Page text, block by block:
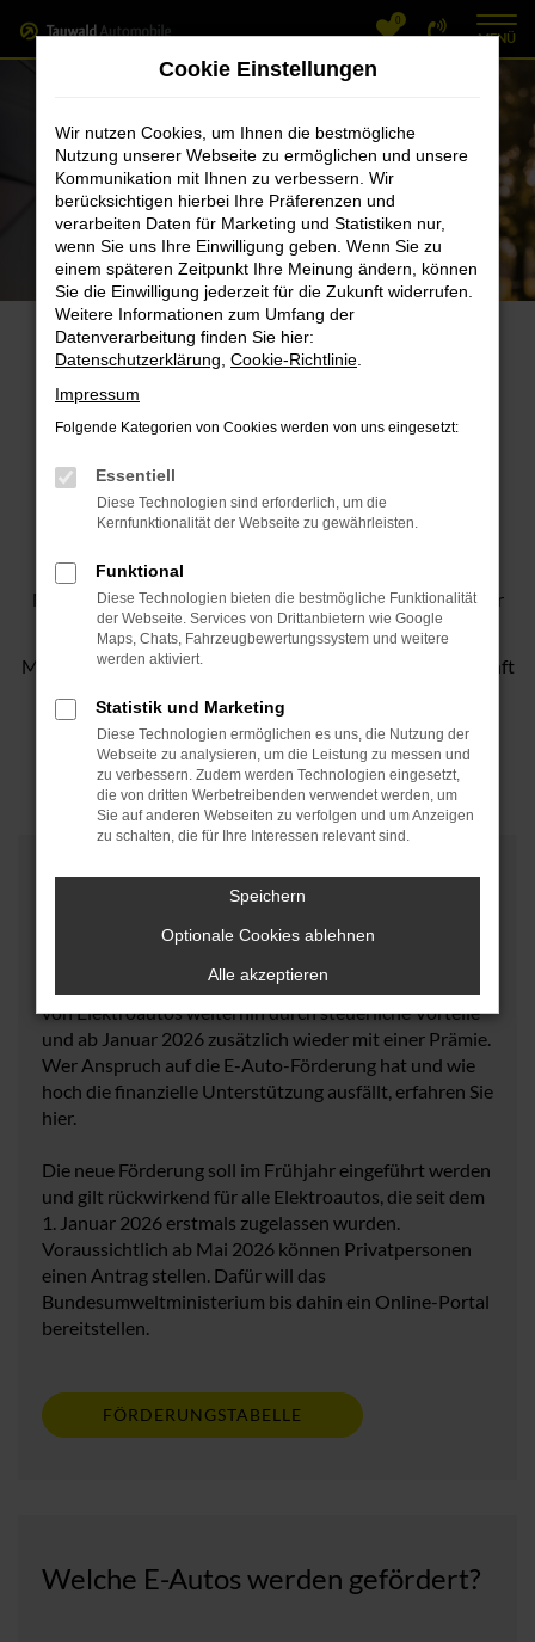
Zum
Hauptinhalt
0
MENÜ
Jetzt auf
Elektromobilität
umsteigen und
profitieren!
Nutzen Sie Ihre Chance auf bis zu 6.000 € Zuschuss für Ihr
neues E-Auto.
Machen Sie den nächsten Schritt in eine nachhaltige Zukunft
– lassen Sie Sich heute noch beraten!
KONTAKTIEREN SIE UNS
Die neue E-Auto Förderung 2026
Die Bundesregierung unterstützt den Kauf und Leasing
von Elektroautos weiterhin durch steuerliche Vorteile
und ab Januar 2026 zusätzlich wieder mit einer Prämie.
Wer Anspruch auf die E-Auto-Förderung hat und wie
hoch die finanzielle Unterstützung ausfällt, erfahren Sie
hier.
Die neue Förderung soll im Frühjahr eingeführt werden
und gilt rückwirkend für alle Elektroautos, die seit dem
1. Januar 2026 erstmals zugelassen wurden.
Voraussichtlich ab Mai 2026 können Privatpersonen
einen Antrag stellen. Dafür will das
Bundesumweltministerium bis dahin ein Online-Portal
bereitstellen.
FÖRDERUNGSTABELLE
Welche E-Autos werden gefördert?
Cookie Einstellungen
Wir nutzen Cookies, um Ihnen die bestmögliche
Nutzung unserer Webseite zu ermöglichen und unsere
Kommunikation mit Ihnen zu verbessern. Wir
berücksichtigen hierbei Ihre Präferenzen und
verarbeiten Daten für Marketing und Statistiken nur,
wenn Sie uns Ihre Einwilligung geben. Wenn Sie zu
einem späteren Zeitpunkt Ihre Meinung ändern, können
Sie die Einwilligung jederzeit für die Zukunft widerrufen.
Weitere Informationen zum Umfang der
Datenverarbeitung finden Sie hier:
Datenschutzerklärung Cookie-Richtlinie
Impressum
Folgende Kategorien von Cookies werden von uns eingesetzt:
Essentiell
Diese Technologien sind erforderlich, um die
Kernfunktionalität der Webseite zu gewährleisten.
Funktional
Diese Technologien bieten die bestmögliche Funktionalität
der Webseite. Services von Drittanbietern wie Google
Maps, Chats, Fahrzeugbewertungssystem und weitere
werden aktiviert.
Statistik und Marketing
Diese Technologien ermöglichen es uns, die Nutzung der
Webseite zu analysieren, um die Leistung zu messen und
zu verbessern. Zudem werden Technologien eingesetzt,
die von dritten Werbetreibenden verwendet werden, um
Sie auf anderen Webseiten zu verfolgen und um Anzeigen
zu schalten, die für Ihre Interessen relevant sind.
Speichern
Optionale Cookies ablehnen
Alle akzeptieren